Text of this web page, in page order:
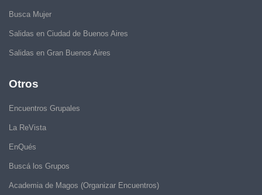
Busca Mujer
Salidas en Ciudad de Buenos Aires
Salidas en Gran Buenos Aires
Otros
Encuentros Grupales
La ReVista
EnQués
Buscá los Grupos
Academia de Magos (Organizar Encuentros)